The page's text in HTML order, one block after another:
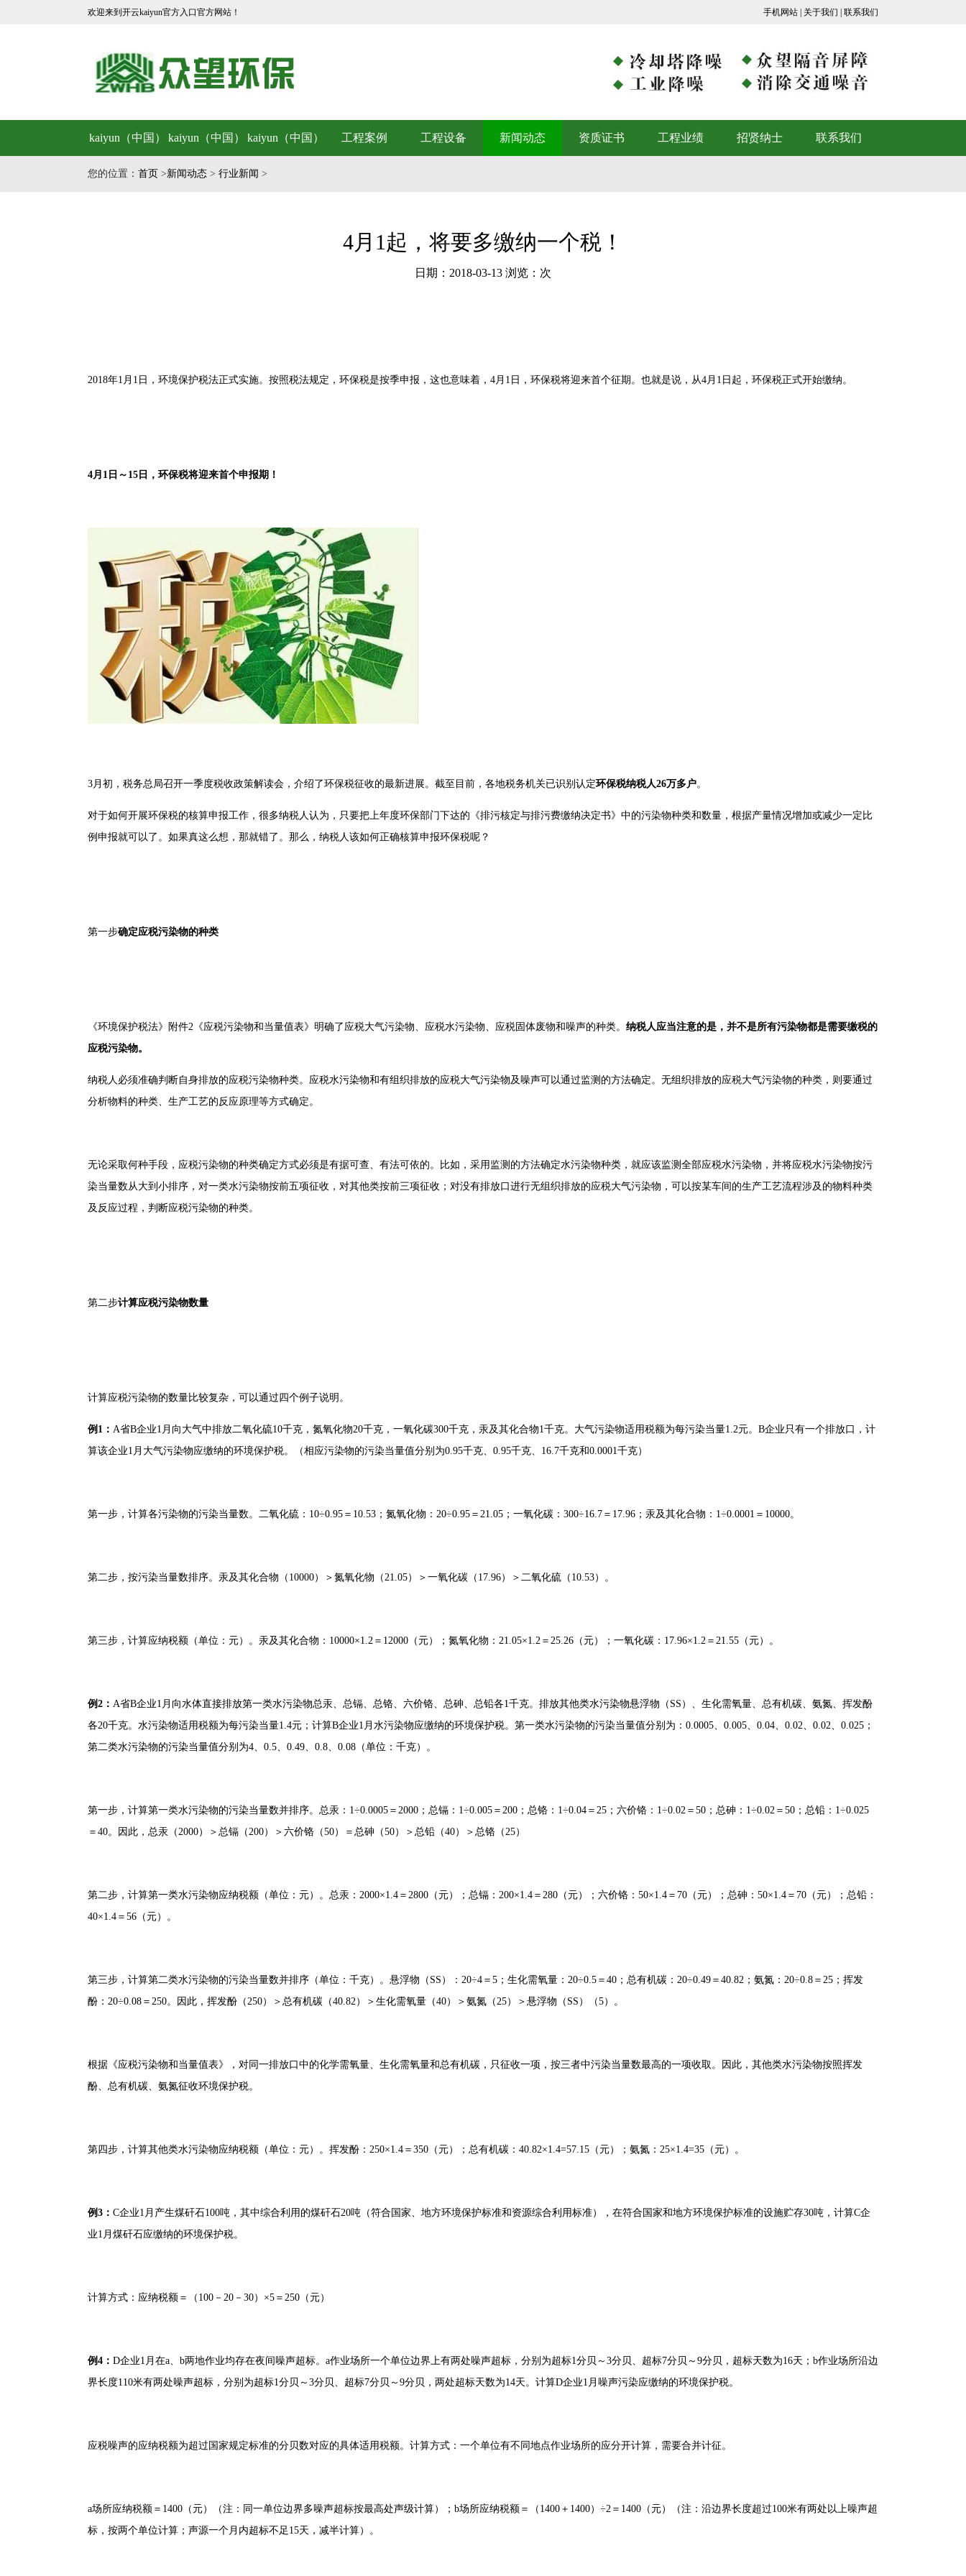
欢迎来到开云kaiyun官方入口官方网站！ 手机网站 关于我们 联系我们
kaiyun（中国）
首页
kaiyun（中国）
简介
kaiyun（中国） 工程案例 工程设备 新闻动态 资质证书 工程业绩 招贤纳士 联系我们
您的位置： 首页 >新闻动态 > 行业新闻 >
4月1起，将要多缴纳一个税！
日期：2018-03-13 浏览： 次
2018年1月1日，环境保护税法正式实施。按照税法规定，环保税是按季申报，这也意味着，4月1日，环保税将迎来首个征期。也就是说，从4月1日起，环保税正式开始缴纳。
4月1日～15日，环保税将迎来首个申报期！
3月初，税务总局召开一季度税收政策解读会，介绍了环保税征收的最新进展。截至目前，各地税务机关已识别认定环保税纳税人26万多户。
对于如何开展环保税的核算申报工作，很多纳税人认为，只要把上年度环保部门下达的《排污核定与排污费缴纳决定书》中的污染物种类和数量，根据产量情况增加或减少一定比
例申报就可以了。如果真这么想，那就错了。那么，纳税人该如何正确核算申报环保税呢？
第一步确定应税污染物的种类
《环境保护税法》附件2《应税污染物和当量值表》明确了应税大气污染物、应税水污染物、应税固体废物和噪声的种类。 纳税人应当注意的是，并不是所有污染物都是需要缴税的
应税污染物。
纳税人必须准确判断自身排放的应税污染物种类。应税水污染物和有组织排放的应税大气污染物及噪声可以通过监测的方法确定。无组织排放的应税大气污染物的种类，则要通过
分析物料的种类、生产工艺的反应原理等方式确定。
无论采取何种手段，应税污染物的种类确定方式必须是有据可查、有法可依的。比如，采用监测的方法确定水污染物种类，就应该监测全部应税水污染物，并将应税水污染物按污
染当量数从大到小排序，对一类水污染物按前五项征收，对其他类按前三项征收；对没有排放口进行无组织排放的应税大气污染物，可以按某车间的生产工艺流程涉及的物料种类
及反应过程，判断应税污染物的种类。
第二步计算应税污染物数量
计算应税污染物的数量比较复杂，可以通过四个例子说明。
例1： A省B企业1月向大气中排放二氧化硫10千克，氮氧化物20千克，一氧化碳300千克，汞及其化合物1千克。大气污染物适用税额为每污染当量1.2元。B企业只有一个排放口，计
算该企业1月大气污染物应缴纳的环境保护税。（相应污染物的污染当量值分别为0.95千克、0.95千克、16.7千克和0.0001千克）
第一步，计算各污染物的污染当量数。二氧化硫：10÷0.95＝10.53；氮氧化物：20÷0.95＝21.05；一氧化碳：300÷16.7＝17.96；汞及其化合物：1÷0.0001＝10000。
第二步，按污染当量数排序。汞及其化合物（10000）＞氮氧化物（21.05）＞一氧化碳（17.96）＞二氧化硫（10.53）。
第三步，计算应纳税额（单位：元）。汞及其化合物：10000×1.2＝12000（元）；氮氧化物：21.05×1.2＝25.26（元）；一氧化碳：17.96×1.2＝21.55（元）。
例2： A省B企业1月向水体直接排放第一类水污染物总汞、总镉、总铬、六价铬、总砷、总铅各1千克。排放其他类水污染物悬浮物（SS）、生化需氧量、总有机碳、氨氮、挥发酚
各20千克。水污染物适用税额为每污染当量1.4元；计算B企业1月水污染物应缴纳的环境保护税。第一类水污染物的污染当量值分别为：0.0005、0.005、0.04、0.02、0.02、0.025；
第二类水污染物的污染当量值分别为4、0.5、0.49、0.8、0.08（单位：千克）。
第一步，计算第一类水污染物的污染当量数并排序。总汞：1÷0.0005＝2000；总镉：1÷0.005＝200；总铬：1÷0.04＝25；六价铬：1÷0.02＝50；总砷：1÷0.02＝50；总铅：1÷0.025
＝40。因此，总汞（2000）＞总镉（200）＞六价铬（50）＝总砷（50）＞总铅（40）＞总铬（25）
第二步，计算第一类水污染物应纳税额（单位：元）。总汞：2000×1.4＝2800（元）；总镉：200×1.4＝280（元）；六价铬：50×1.4＝70（元）；总砷：50×1.4＝70（元）；总铅：
40×1.4＝56（元）。
第三步，计算第二类水污染物的污染当量数并排序（单位：千克）。悬浮物（SS）：20÷4＝5；生化需氧量：20÷0.5＝40；总有机碳：20÷0.49＝40.82；氨氮：20÷0.8＝25；挥发
酚：20÷0.08＝250。因此，挥发酚（250）＞总有机碳（40.82）＞生化需氧量（40）＞氨氮（25）＞悬浮物（SS）（5）。
根据《应税污染物和当量值表》，对同一排放口中的化学需氧量、生化需氧量和总有机碳，只征收一项，按三者中污染当量数最高的一项收取。因此，其他类水污染物按照挥发
酚、总有机碳、氨氮征收环境保护税。
第四步，计算其他类水污染物应纳税额（单位：元）。挥发酚：250×1.4＝350（元）；总有机碳：40.82×1.4=57.15（元）；氨氮：25×1.4=35（元）。
例3： C企业1月产生煤矸石100吨，其中综合利用的煤矸石20吨（符合国家、地方环境保护标准和资源综合利用标准），在符合国家和地方环境保护标准的设施贮存30吨，计算C企
业1月煤矸石应缴纳的环境保护税。
计算方式：应纳税额＝（100－20－30）×5＝250（元）
例4： D企业1月在a、b两地作业均存在夜间噪声超标。a作业场所一个单位边界上有两处噪声超标，分别为超标1分贝～3分贝、超标7分贝～9分贝，超标天数为16天；b作业场所沿边
界长度110米有两处噪声超标，分别为超标1分贝～3分贝、超标7分贝～9分贝，两处超标天数为14天。计算D企业1月噪声污染应缴纳的环境保护税。
应税噪声的应纳税额为超过国家规定标准的分贝数对应的具体适用税额。计算方式：一个单位有不同地点作业场所的应分开计算，需要合并计征。
a场所应纳税额＝1400（元）（注：同一单位边界多噪声超标按最高处声级计算）；b场所应纳税额＝（1400＋1400）÷2＝1400（元）（注：沿边界长度超过100米有两处以上噪声超
标，按两个单位计算；声源一个月内超标不足15天，减半计算）。